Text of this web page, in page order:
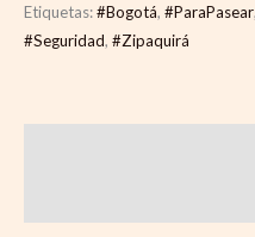
Etiquetas:#Bogotá, #ParaPasear,
#Seguridad, #Zipaquirá